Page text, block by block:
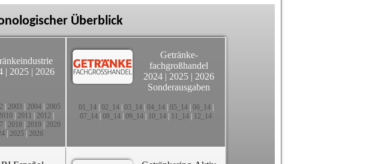
Überblick
| 2025 | 2026
2003 2004 2005
2011 2012
2018 2019 2020
| 2025| 2026
Getränke-
fachgroßhandel
2024 | 2025 | 2026
Sonderausgaben
01_14| 02_14| 03_14| 04_14| 05_14| 06_14|
07_14 08_14 09_14 10_14 11_14 12_14